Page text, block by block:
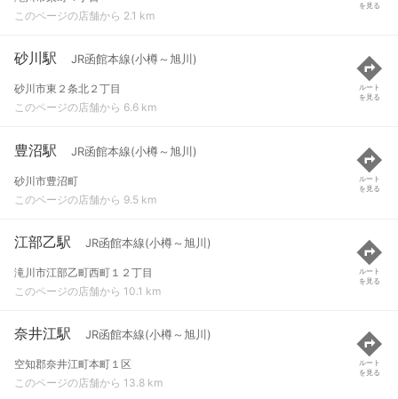
このページの店舗から 2.1 km
を見る
砂川駅 JR函館本線(小樽～旭川)
砂川市東２条北２丁目
このページの店舗から 6.6 km
ルート
を見る
豊沼駅 JR函館本線(小樽～旭川)
砂川市豊沼町
このページの店舗から 9.5 km
ルート
を見る
江部乙駅 JR函館本線(小樽～旭川)
滝川市江部乙町西町１２丁目
このページの店舗から 10.1 km
ルート
を見る
奈井江駅 JR函館本線(小樽～旭川)
空知郡奈井江町本町１区
このページの店舗から 13.8 km
ルート
を見る